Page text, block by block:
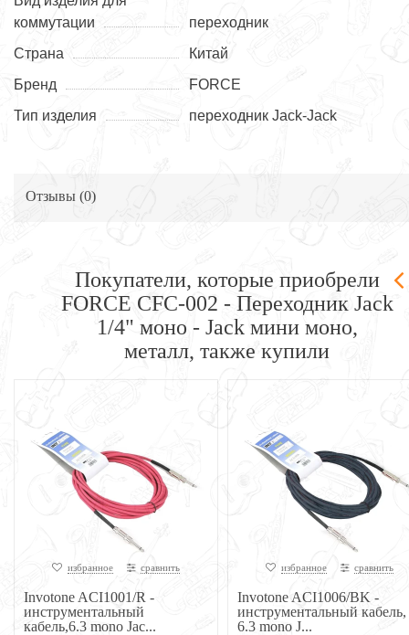
коммутации
переходник
Страна
Китай
Бренд
FORCE
Тип изделия
переходник Jack-Jack
Отзывы (0)
Покупатели, которые приобрели
FORCE CFC-002 - Переходник Jack
1/4" моно - Jack мини моно,
металл, также купили
избранное сравнить
Invotone ACI1001/R -
инструментальный
кабель,6.3 mono Jac...
избранное сравнить
Invotone ACI1006/BK -
инструментальный кабель,
6.3 mono J...